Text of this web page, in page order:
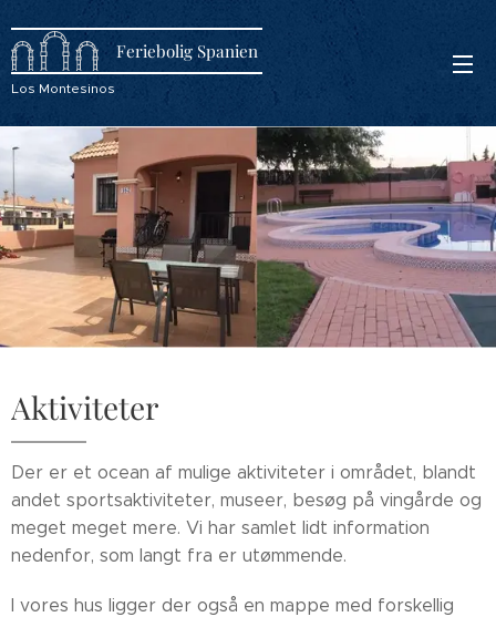
Feriebolig Spanien
Los Montesinos
Aktiviteter
Der er et ocean af mulige aktiviteter i området, blandt
andet sportsaktiviteter, museer, besøg på vingårde og
meget meget mere. Vi har samlet lidt information
nedenfor, som langt fra er utømmende.
I vores hus ligger der også en mappe med forskellig